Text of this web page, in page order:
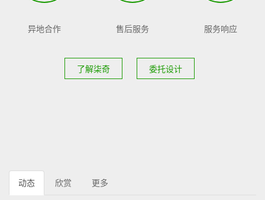
异地合作 售后服务 服务响应
了解柒奇 委托设计
动态 欣赏 更多